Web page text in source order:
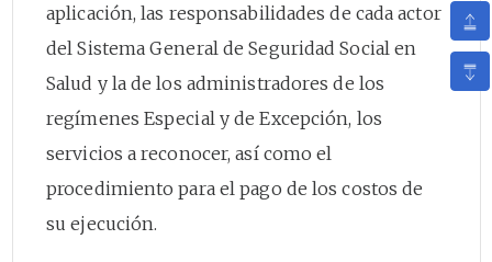
aplicación, las responsabilidades de cada actor
del Sistema General de Seguridad Social en
Salud y la de los administradores de los
regímenes Especial y de Excepción, los
servicios a reconocer, así como el
procedimiento para el pago de los costos de
su ejecución.